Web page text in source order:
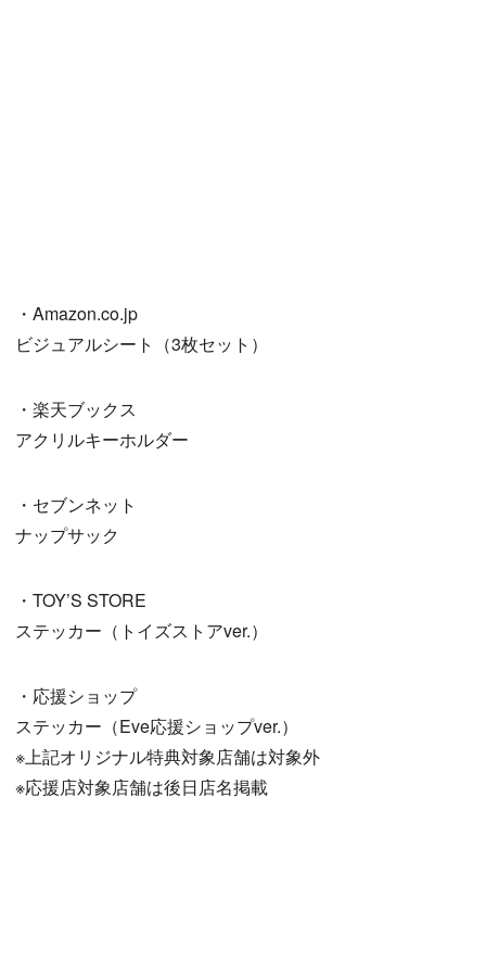
・Amazon.co.jp
ビジュアルシート（3枚セット）
・楽天ブックス
アクリルキーホルダー
・セブンネット
ナップサック
・TOY’S STORE
ステッカー（トイズストアver.）
・応援ショップ
ステッカー（Eve応援ショップver.）
※上記オリジナル特典対象店舗は対象外
※応援店対象店舗は後日店名掲載